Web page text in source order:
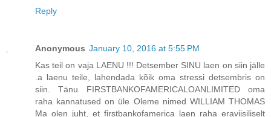
Reply
Anonymous January 10, 2016 at 5:55 PM
Kas teil on vaja LAENU !!! Detsember SINU laen on siin jälle
.a laenu teile, lahendada kõik oma stressi detsembris on
siin. Tänu FIRSTBANKOFAMERICALOANLIMITED oma
raha kannatused on üle Oleme nimed WILLIAM THOMAS
Ma olen juht, et firstbankofamerica laen raha eraviisiliselt